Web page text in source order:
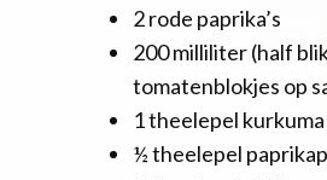
2 rode paprika’s
200 milliliter (half
tomatenblokjes op
1 theelepel kurkuma
½ theelepel